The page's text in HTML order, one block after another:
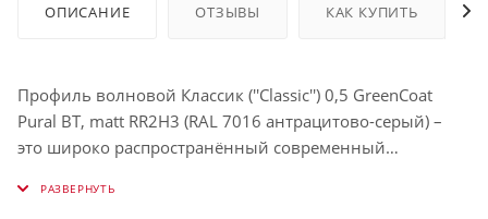
ОПИСАНИЕ ОТЗЫВЫ КАК КУПИТЬ
Профиль волновой Классик (''Classic'') 0,5 GreenCoat
Pural BT, matt RR2H3 (RAL 7016 антрацитово-серый) –
это широко распространённый современный
климатических условий. И всё благодаря доступной